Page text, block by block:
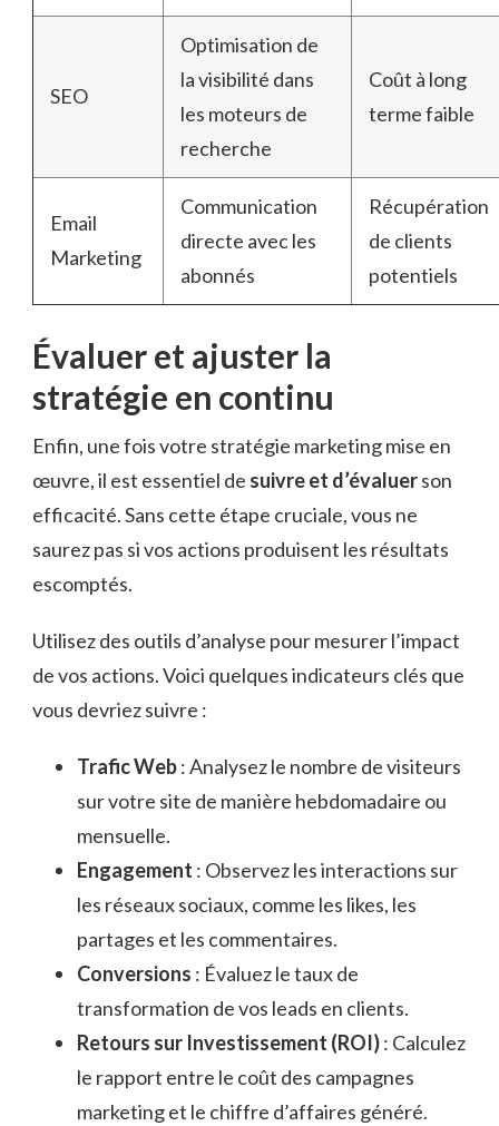
SEO
Optimisation de
la visibilité dans
les moteurs de
recherche
Coût à long
terme faible
Email
Marketing
Communication
directe avec les
abonnés
Récupération
de clients
potentiels
Évaluer et ajuster la
stratégie en continu
Enfin, une fois votre stratégie marketing mise en
œuvre, il est essentiel de suivre et d’évaluerson
efficacité. Sans cette étape cruciale, vous ne
saurez pas si vos actions produisent les résultats
escomptés.
Utilisez des outils d’analyse pour mesurer l’impact
de vos actions. Voici quelques indicateurs clés que
vous devriez suivre :
Trafic Web: Analysez le nombre de visiteurs
sur votre site de manière hebdomadaire ou
mensuelle.
Engagement : Observez les interactions sur
les réseaux sociaux, comme les likes, les
partages et les commentaires.
Conversions : Évaluez le taux de
transformation de vos leads en clients.
Retours sur Investissement (ROI): Calculez
le rapport entre le coût des campagnes
marketing et le chiffre d’affaires généré.